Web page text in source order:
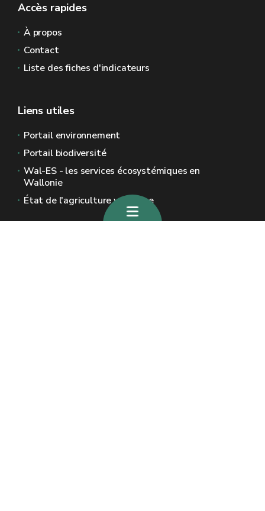
Accès rapides
À propos
Contact
Liste des fiches d'indicateurs
Liens utiles
Portail environnement
Portail biodiversité
Wal-ES - les services écosystémiques en
Wallonie
État de l'agriculture wallonne